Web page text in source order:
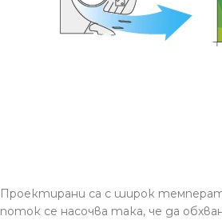
Проектирани са с широк
поток се насочва така, че да